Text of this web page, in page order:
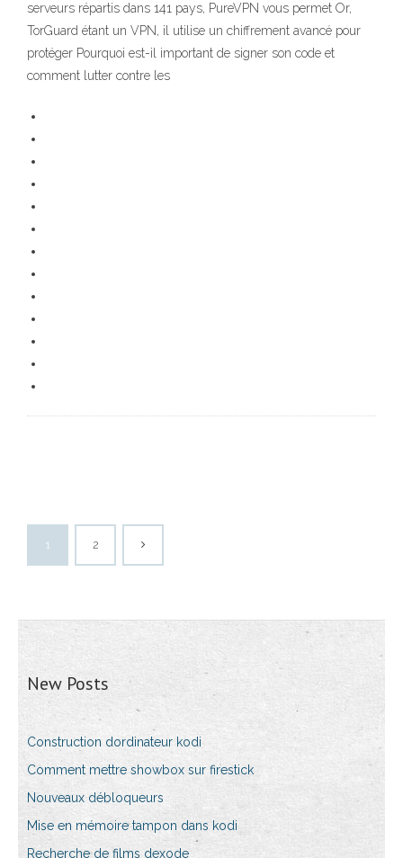
serveurs répartis dans 141 pays, PureVPN vous permet Or,
TorGuard étant un VPN, il utilise un chiffrement avancé pour
protéger Pourquoi est-il important de signer son code et
comment lutter contre les
1 2
New Posts
Construction dordinateur kodi
Comment mettre showbox sur firestick
Nouveaux débloqueurs
Mise en mémoire tampon dans kodi
Recherche de films dexode